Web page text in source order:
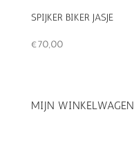
SPIJKER BIKER JASJE
€70,00
MIJN WINKELWAGEN